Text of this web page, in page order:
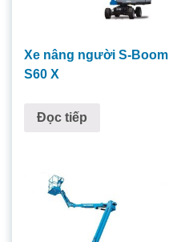
Xe nâng người S-Boom
S60 X
Đọc tiếp